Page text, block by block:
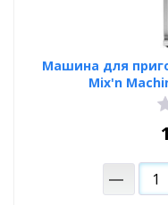
Машина для
Mix'n